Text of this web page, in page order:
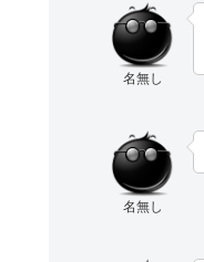
名無し
名無し